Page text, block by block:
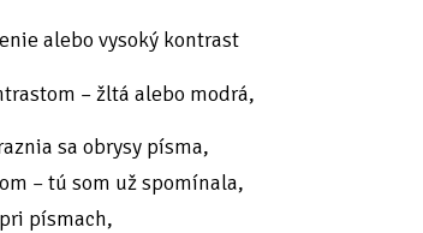
alebo vysoký kontrast
– žltá alebo modrá,
sa obrysy písma,
– tú som už spomínala,
písmach,